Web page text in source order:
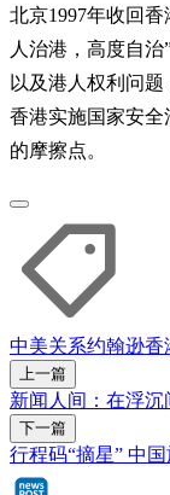
北京1997年收回
人治港，高度自
以及港人权利问
香港实施国家安
的摩擦点。
中美关系约翰逊香
上一篇
新闻人间：在浮
下一篇
行程码“摘星” 中